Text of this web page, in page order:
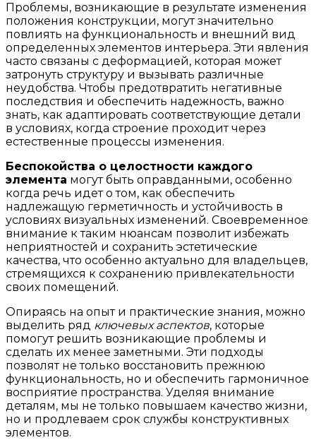
Проблемы, возникающие в результате изменения
положения конструкции, могут значительно
повлиять на функциональность и внешний вид
определенных элементов интерьера. Эти явления
часто связаны с деформацией, которая может
затронуть структуру и вызывать различные
неудобства. Чтобы предотвратить негативные
последствия и обеспечить надежность, важно
знать, как адаптировать соответствующие детали
в условиях, когда строение проходит через
естественные процессы изменения.
Беспокойства о целостности каждого
элемента могут быть оправданными, особенно
когда речь идет о том, как обеспечить
надлежащую герметичность и устойчивость в
условиях визуальных изменений. Своевременное
внимание к таким нюансам позволит избежать
неприятностей и сохранить эстетические
качества, что особенно актуально для владельцев,
стремящихся к сохранению привлекательности
своих помещений.
Опираясь на опыт и практические знания, можно
выделить ряд ключевых аспектов, которые
помогут решить возникающие проблемы и
сделать их менее заметными. Эти подходы
позволят не только восстановить прежнюю
функциональность, но и обеспечить гармоничное
восприятие пространства. Уделяя внимание
деталям, мы не только повышаем качество жизни,
но и продлеваем срок службы конструктивных
элементов.